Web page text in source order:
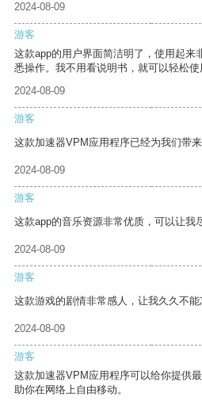
2024-08-09
游客
这款app的用户界面简洁明了，使用起来
悉操作。我不用看说明书，就可以轻松使
2024-08-09
游客
这款加速器VPM应用程序已经为我们带
2024-08-09
游客
这款app的音乐资源非常优质，可以让我
2024-08-09
游客
这款游戏的剧情非常感人，让我久久不能
2024-08-09
游客
这款加速器VPM应用程序可以给你提供
助你在网络上自由移动。